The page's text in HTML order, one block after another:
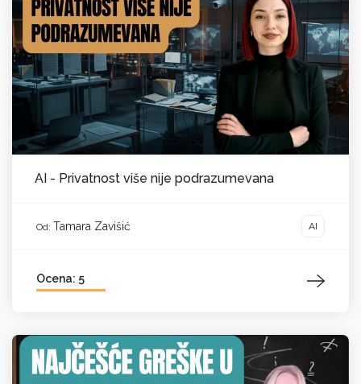
AI - Privatnost više nije podrazumevana
Od: Tamara Zavišić AI
Ocena: 5